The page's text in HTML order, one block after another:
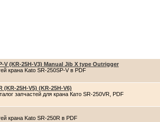
V (KR-25H-V3) Manual Jib X type Outrigger
крана Kato SR-250SP-V в PDF
(KR-25H-V5) (KR-25H-V6)
запчастей для крана Като SR-250VR, PDF
крана Kato SR-250R в PDF